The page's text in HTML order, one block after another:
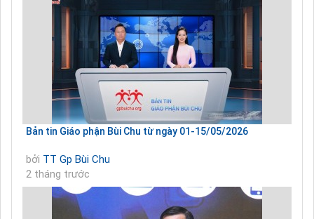
Bản tin Giáo phận Bùi Chu từ ngày 01-15/05/2026
bởi TT Gp Bùi Chu
2 tháng trước